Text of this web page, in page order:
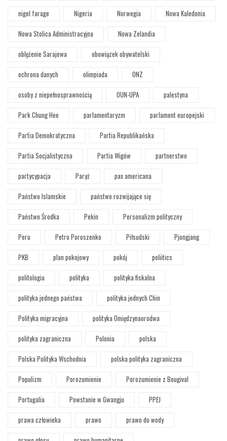
nigel farage
Nigeria Norwegia
Nowa Kaledonia
Nowa Stolica Administracyjna
Nowa Zelandia
oblężenie Sarajewa
obowiązek obywatelski
ochrona danych
olimpiada
ONZ
osoby z niepełnosprawnością
OUN-UPA
palestyna
Park Chung Hee
parlamentaryzm
parlament europejski
Partia Demokratyczna
Partia Republikańska
Partia Socjalistyczna
Partia Wigów
partnerstwo
partycypacja
Paryż
pax americana
Państwo Islamskie
państwo rozwijające się
Państwo Środka
Pekin
Personalizm polityczny
Peru
Petro Poroszenko Piłsudski
Pjongjang
PKB
plan pokojowy pokój
poliitics
politologia
polityka
polityka fiskalna
polityka jednego państwa
polityka jednych Chin
Polityka migracyjna
polityka Omiędzynaorodwa
polityka zagraniczna
Polonia
polska
Polska Polityka Wschodnia
polska polityka zagraniczna
Populizm
Porozumienie
Porozumienie z Bougival
Portugalia
Powstanie w Gwangju
PPEJ
prawa człowieka
prawo
prawo do wody